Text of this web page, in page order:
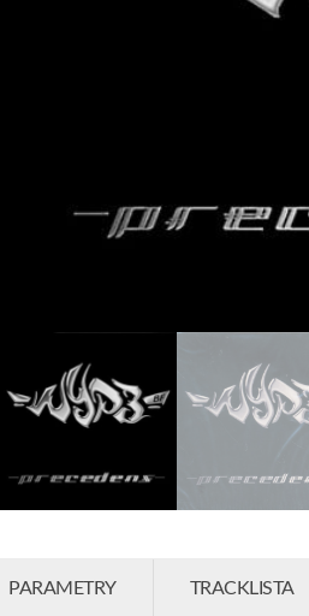
PARAMETRY TRACKLISTA